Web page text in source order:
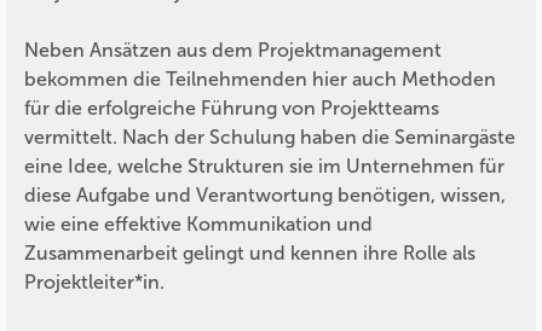
Neben Ansätzen aus dem Projektmanagement
bekommen die Teilnehmenden hier auch Methoden
für die erfolgreiche Führung von Projektteams
vermittelt. Nach der Schulung haben die Seminargäste
eine Idee, welche Strukturen sie im Unternehmen für
diese Aufgabe und Verantwortung benötigen, wissen,
wie eine effektive Kommunikation und
Zusammenarbeit gelingt und kennen ihre Rolle als
Projektleiter*in.